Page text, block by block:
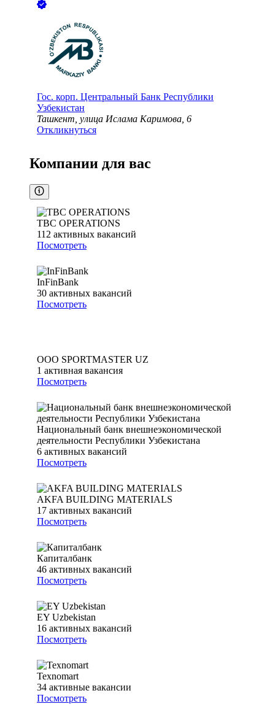
Гос. корп. Центральный Банк Республики
Узбекистан
Ташкент, улица Ислама Каримова, 6
Откликнуться
Компании для вас
TBC OPERATIONS
112 активных вакансий
Посмотреть
InFinBank
30 активных вакансий
Посмотреть
ООО SPORTMASTER UZ
1 активная вакансия
Посмотреть
Национальный банк внешнеэкономической
деятельности Республики Узбекистана
6 активных вакансий
Посмотреть
AKFA BUILDING MATERIALS
17 активных вакансий
Посмотреть
Капиталбанк
46 активных вакансий
Посмотреть
EY Uzbekistan
16 активных вакансий
Посмотреть
Texnomart
34 активные вакансии
Посмотреть